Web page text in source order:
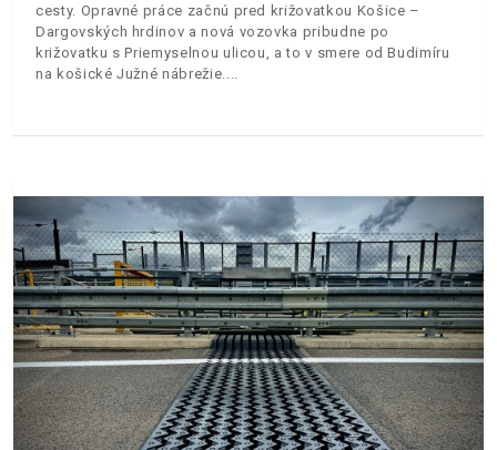
cesty. Opravné práce začnú pred križovatkou Košice –
Dargovských hrdinov a nová vozovka pribudne po
križovatku s Priemyselnou ulicou, a to v smere od Budimíru
na košické Južné nábrežie.